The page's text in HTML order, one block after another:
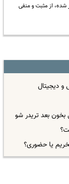
شده، از مثبت و منفی
و دیجیتال
بعد تریدر شو
یا حضوری؟